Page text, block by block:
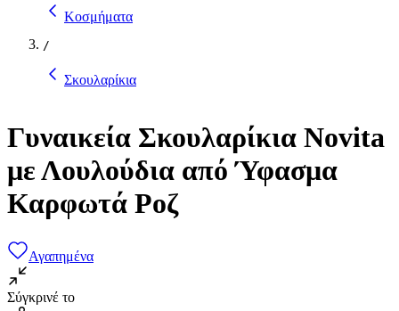
Κοσμήματα
/
Σκουλαρίκια
Γυναικεία Σκουλαρίκια Novita
με Λουλούδια από Ύφασμα
Καρφωτά Ροζ
Αγαπημένα
Σύγκρινέ το